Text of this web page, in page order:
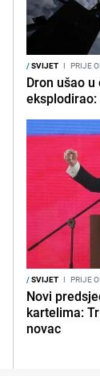
/SVIJET I PRIJE
Dron ušao u
/SVIJET I PRIJE
Novi
kartelima:
novac